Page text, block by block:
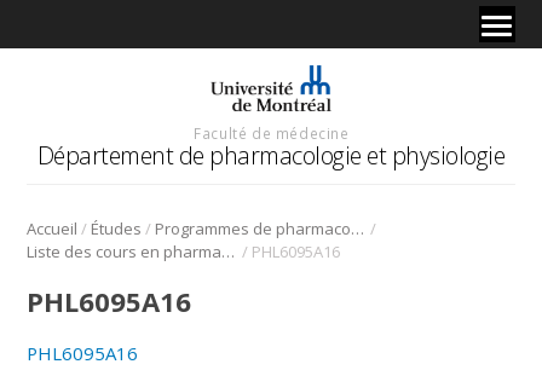
Faculté de médecine
Département de pharmacologie et physiologie
Accueil / Études / Programmes de pharmacologie /
Liste des cours en pharmacologie / PHL6095A16
PHL6095A16
PHL6095A16